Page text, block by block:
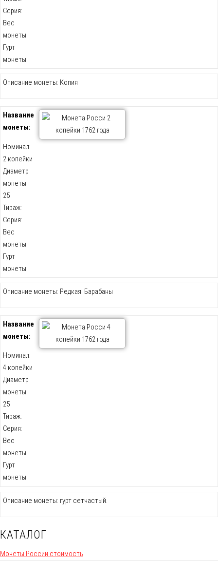
Серия:
Вес
монеты:
Гурт
монеты:
Описание монеты: Копия
Название
монеты:
Номинал:
2 копейки
Диаметр
монеты:
25
Тираж:
Серия:
Вес
монеты:
Гурт
монеты:
Описание монеты: Редкая! Барабаны
Название
монеты:
Номинал:
4 копейки
Диаметр
монеты:
25
Тираж:
Серия:
Вес
монеты:
Гурт
монеты:
Описание монеты: гурт сетчастый.
КАТАЛОГ
Монеты России стоимость